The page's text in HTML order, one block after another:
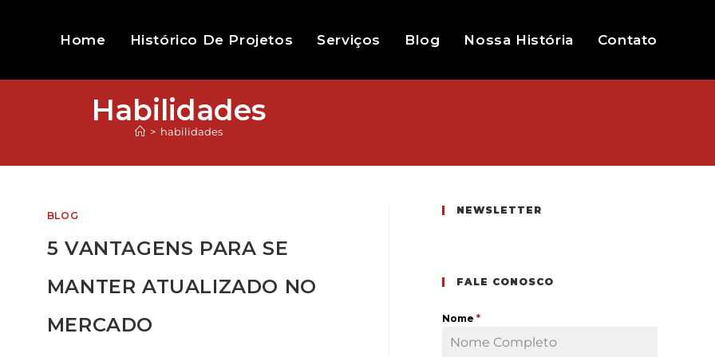
Home Histórico De Projetos Serviços Blog Nossa História Contato
Habilidades
> habilidades
BLOG
5 VANTAGENS PARA SE
MANTER ATUALIZADO NO
MERCADO
NEWSLETTER
FALE CONOSCO
Nome *